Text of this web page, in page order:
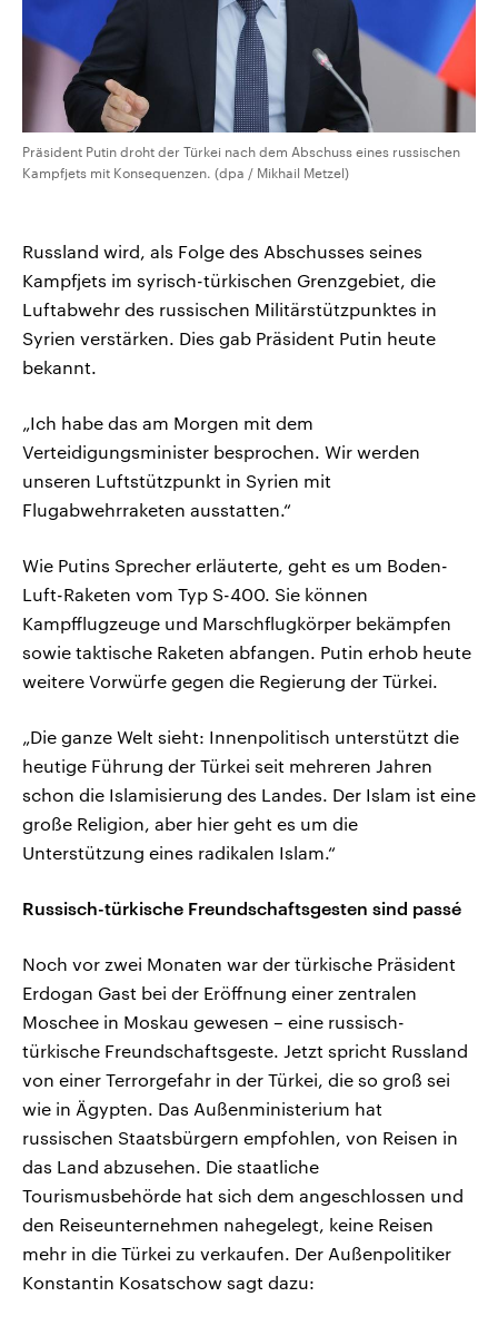
Präsident Putin droht der Türkei nach dem Abschuss eines russischen
Kampfjets mit Konsequenzen. (dpa / Mikhail Metzel)
Russland wird, als Folge des Abschusses seines
Kampfjets im syrisch-türkischen Grenzgebiet, die
Luftabwehr des russischen Militärstützpunktes in
Syrien verstärken. Dies gab Präsident Putin heute
bekannt.
„Ich habe das am Morgen mit dem
Verteidigungsminister besprochen. Wir werden
unseren Luftstützpunkt in Syrien mit
Flugabwehrraketen ausstatten.“
Wie Putins Sprecher erläuterte, geht es um Boden-
Luft-Raketen vom Typ S-400. Sie können
Kampfflugzeuge und Marschflugkörper bekämpfen
sowie taktische Raketen abfangen. Putin erhob heute
weitere Vorwürfe gegen die Regierung der Türkei.
„Die ganze Welt sieht: Innenpolitisch unterstützt die
heutige Führung der Türkei seit mehreren Jahren
schon die Islamisierung des Landes. Der Islam ist eine
große Religion, aber hier geht es um die
Unterstützung eines radikalen Islam.“
Russisch-türkische Freundschaftsgesten sind passé
Noch vor zwei Monaten war der türkische Präsident
Erdogan Gast bei der Eröffnung einer zentralen
Moschee in Moskau gewesen – eine russisch-
türkische Freundschaftsgeste. Jetzt spricht Russland
von einer Terrorgefahr in der Türkei, die so groß sei
wie in Ägypten. Das Außenministerium hat
russischen Staatsbürgern empfohlen, von Reisen in
das Land abzusehen. Die staatliche
Tourismusbehörde hat sich dem angeschlossen und
den Reiseunternehmen nahegelegt, keine Reisen
mehr in die Türkei zu verkaufen. Der Außenpolitiker
Konstantin Kosatschow sagt dazu: